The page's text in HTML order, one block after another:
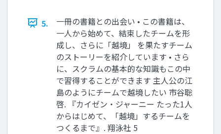
5.
一冊の書籍との出会い • この書籍は、
一人から始めて、結束したチームを形
成し、さらに「越境」 を果たすチーム
のストーリーを紹介しています • さら
に、スクラムの基本的な知識もこの中
で習得することができます 主人公の江
島のようにチームで越境したい 市谷聡
啓. 『カイゼン・ジャーニー たった1人
からはじめて、「越境」するチームを
つくるまで』. 翔泳社 5